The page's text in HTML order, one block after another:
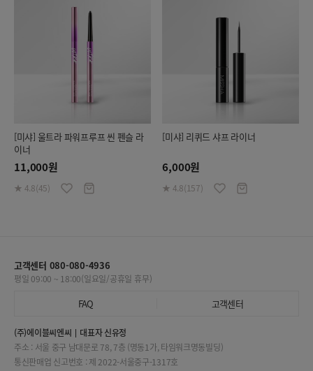
[미샤] 울트라 파워프루프 씬 펜슬 라
이너
11,000원
★ 4.8(45)
[미샤] 리퀴드 샤프 라이너
6,000원
★ 4.8(157)
고객센터 080-080-4936
평일 09:00 ~ 18:00(일요일/공휴일 휴무)
FAQ 고객센터
(주)에이블씨엔씨
대표자 신유정
주소 : 서울 중구 남대문로 78, 7층 (명동1가, 타임워크명동빌딩)
통신판매업 신고번호 : 제 2022-서울중구-1317호